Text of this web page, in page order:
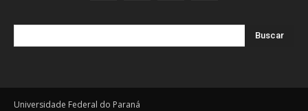
Buscar
Universidade Federal do Paraná